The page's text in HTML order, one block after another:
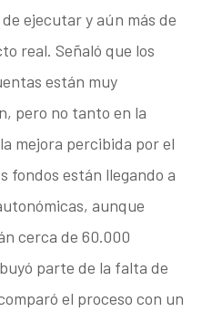
ejecutar y aún más de
real. Señaló que los
están muy
pero no tanto en la
mejora percibida por el
fondos están llegando a
aunque
cerca de 60.000
parte de la falta de
el proceso con un